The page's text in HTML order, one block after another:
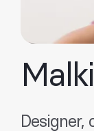
Designer,